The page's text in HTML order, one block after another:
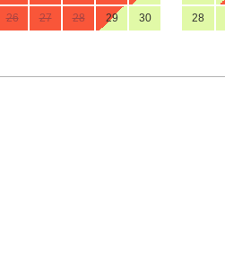
26 27 28 29 30 28